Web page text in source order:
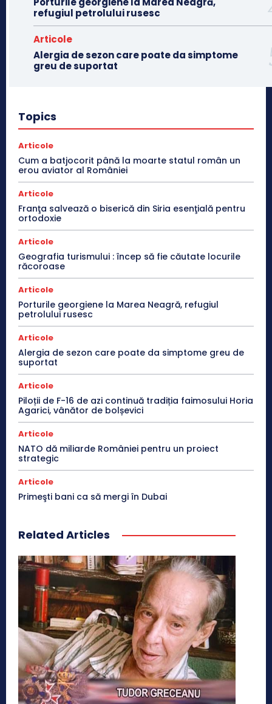
refugiul petrolului rusesc
Articole
Alergia de sezon care poate da simptome
greu de suportat
Topics
Articole
Cum a batjocorit până la moarte statul român un
erou aviator al României
Articole
Franţa salvează o biserică din Siria esenţială pentru
ortodoxie
Articole
Geografia turismului : încep să fie căutate locurile
răcoroase
Articole
Porturile georgiene la Marea Neagră, refugiul
petrolului rusesc
Articole
Alergia de sezon care poate da simptome greu de
suportat
Articole
Piloții de F-16 de azi continuă tradiția faimosului Horia
Agarici, vânător de bolșevici
Articole
NATO dă miliarde României pentru un proiect
strategic
Articole
Primeşti bani ca să mergi în Dubai
Related Articles